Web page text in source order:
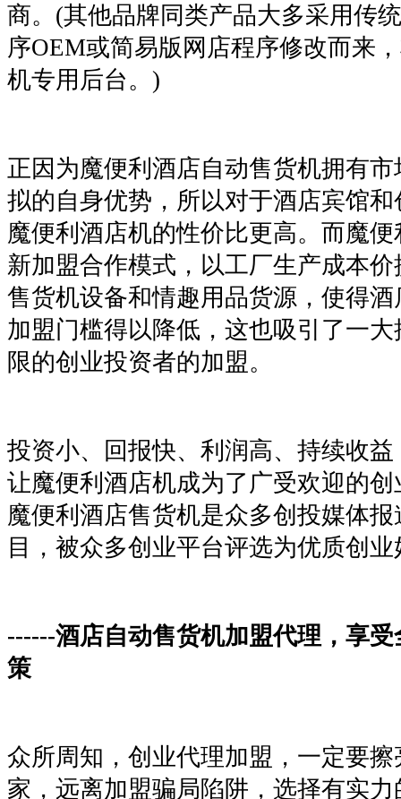
商。(其他品牌同类产品大多采用传
序OEM或简易版网店程序修改而来
机专用后台。)
正因为魔便利酒店自动售货机拥有
拟的自身优势，所以对于酒店宾馆
魔便利酒店机的性价比更高。而魔
新加盟合作模式，以工厂生产成本
售货机设备和情趣用品货源，使得
加盟门槛得以降低，这也吸引了一
限的创业投资者的加盟。
投资小、回报快、利润高、持续收
让魔便利酒店机成为了广受欢迎的
魔便利酒店售货机是众多创投媒体
目，被众多创业平台评选为优质创
------酒店自动售货机加盟代理，享
策
众所周知，创业代理加盟，一定要
家，远离加盟骗局陷阱，选择有实